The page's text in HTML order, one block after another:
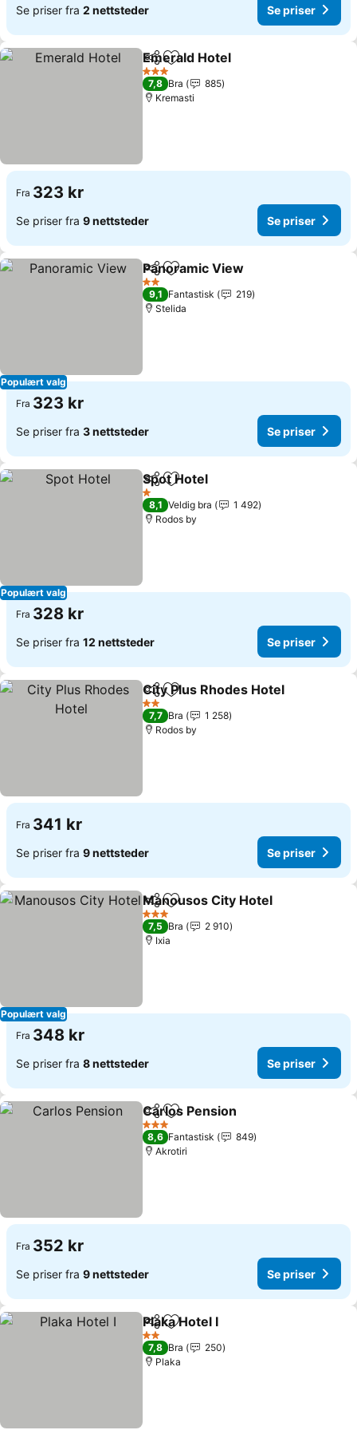
Se priser fra 2 nettsteder Se priser
Del Legg til i favoritter
Emerald Hotel
3 Stjerner
7,8 Bra
885
Kremasti
Fra 323 kr
Se priser fra 9 nettsteder Se priser
Populært valg
Del Legg til i favoritter
Panoramic View
2 Stjerner
9,1 Fantastisk
219
Stelida
Fra 323 kr
Se priser fra 3 nettsteder Se priser
Populært valg
Del Legg til i favoritter
Spot Hotel
1 Stjerner
8,1 Veldig bra
1 492
Rodos by
Fra 328 kr
Se priser fra 12 nettsteder Se priser
Del Legg til i favoritter
City Plus Rhodes Hotel
2 Stjerner
7,7 Bra
1 258
Rodos by
Fra 341 kr
Se priser fra 9 nettsteder Se priser
Populært valg
Del Legg til i favoritter
Manousos City Hotel
3 Stjerner
7,5 Bra
2 910
Ixia
Fra 348 kr
Se priser fra 8 nettsteder Se priser
Del Legg til i favoritter
Carlos Pension
3 Stjerner
8,6 Fantastisk
849
Akrotiri
Fra 352 kr
Se priser fra 9 nettsteder Se priser
Del Legg til i favoritter
Plaka Hotel I
2 Stjerner
7,8 Bra
250
Plaka